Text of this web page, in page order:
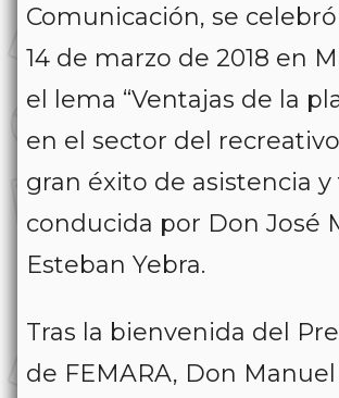
Comunicación, se
14 de marzo de 2018 en
el lema “Ventajas de la
en el sector del
gran éxito de asistencia y
conducida por Don José
Esteban Yebra.
Tras la bienvenida del
de FEMARA, Don Manuel